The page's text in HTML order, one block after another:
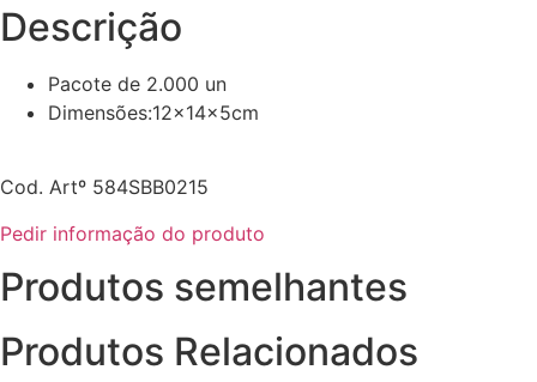
Descrição
Pacote de 2.000 un
Dimensões:12x14x5cm
Cod. Artº 584SBB0215
Pedir informação do produto
Produtos semelhantes
Produtos Relacionados